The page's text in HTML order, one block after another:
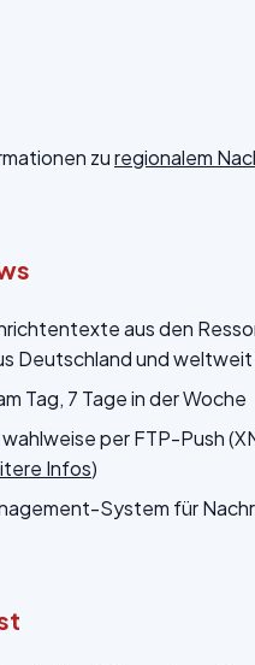
zuregionalem
aus den
Deutschland und
Tag, 7 Tage in der Woche
per FTP-Push
Infos)
System für